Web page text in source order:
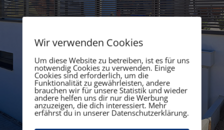
Wir verwenden Cookies
Um diese Website zu betreiben, ist es für uns
notwendig Cookies zu verwenden. Einige
Cookies sind erforderlich, um die
Funktionalität zu gewährleisten, andere
brauchen wir für unsere Statistik und wieder
andere helfen uns dir nur die Werbung
anzuzeigen, die dich interessiert. Mehr
erfährst du in unserer Datenschutzerklärung.